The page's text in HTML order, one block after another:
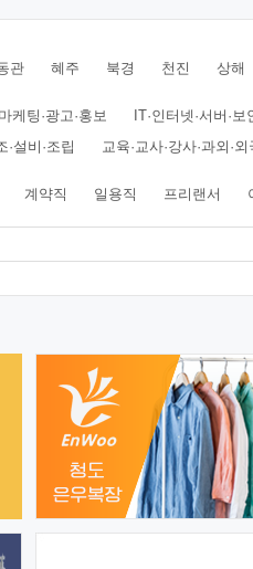
관 혜주 북경 천진 상해
마케팅·광고·홍보 IT·인터넷·서버·보
·설비·조립 교육·교사·강사·과외·외
계약직 일용직 프리랜서